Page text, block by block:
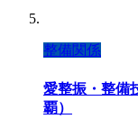
整備関係
愛整振・整備
覇）